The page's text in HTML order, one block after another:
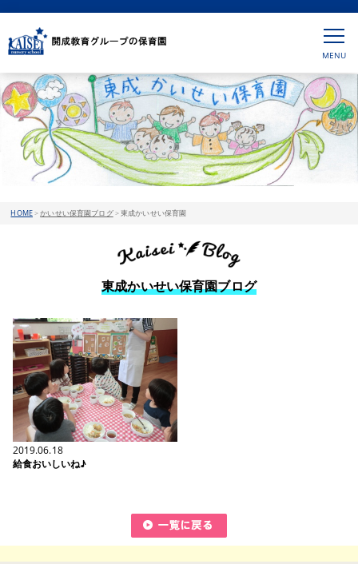
HOME>かいせい保育園ブログ>東成かいせい保育園
東成かいせい保育園ブログ
2019.06.18
給食おいしいね♪